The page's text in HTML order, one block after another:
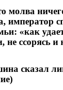
молва
император
«как
не ссорясь и
сказал